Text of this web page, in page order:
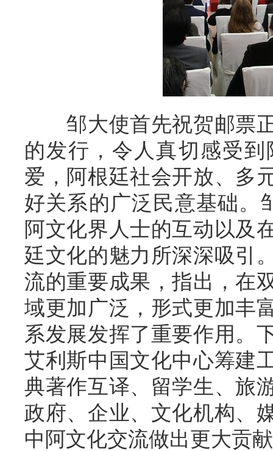
邹大使首先祝贺邮票正
的发行，令人真切感受
爱，阿根廷社会开放、多
好关系的广泛民意基础。
阿文化界人士的互动以及
廷文化的魅力所深深吸引
流的重要成果，指出，在
域更加广泛，形式更加丰
系发展发挥了重要作用。
艾利斯中国文化中心筹建
典著作互译、留学生、旅
政府、企业、文化机构、
中阿文化交流做出更大贡